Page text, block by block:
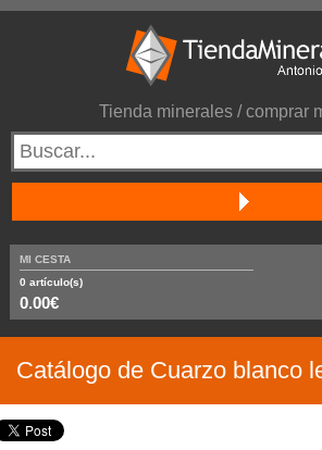
Tienda minerales / comprar
MI CESTA
0 artículo(s)
0.00€
Catálogo de Cuarzo blanco